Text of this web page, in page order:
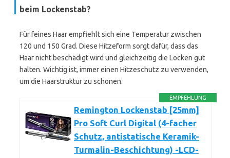
beim Lockenstab?
Für feines Haar empfiehlt sich eine Temperatur zwischen
120 und 150 Grad. Diese Hitzeform sorgt dafür, dass das
Haar nicht beschädigt wird und gleichzeitig die Locken gut
halten. Wichtig ist, immer einen Hitzeschutz zu verwenden,
um die Haarstruktur zu schonen.
EMPFEHLUNG
Remington Lockenstab [25mm]
Pro Soft Curl Digital (4-facher
Schutz, antistatische Keramik-
Turmalin-Beschichtung) -LCD-